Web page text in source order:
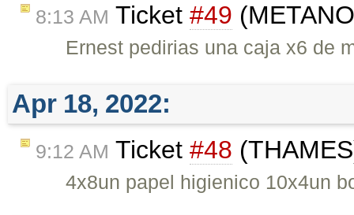
8:13 AM Ticket #49
Ernest pedirias una caja x6 de
Apr 18, 2022:
9:12 AM Ticket #48
4x8un papel higienico 10x4un